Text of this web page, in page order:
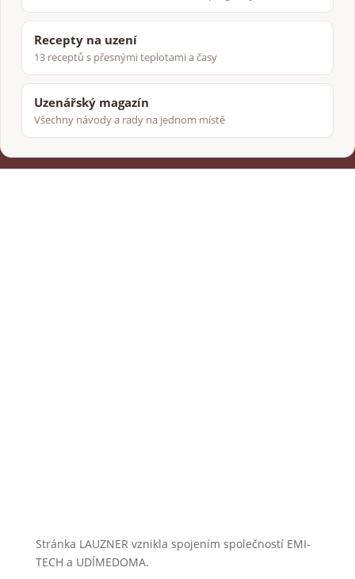
Recepty na uzení
13 receptů s přesnými teplotami a časy
Uzenářský magazín
Všechny návody a rady na jednom místě
Stránka LAUZNER vznikla spojením společností EMI-
TECH a UDÍMEDOMA.